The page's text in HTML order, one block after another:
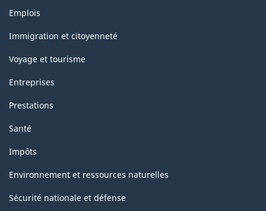
Thèmes
sujets
Emplois
Immigration et citoyenneté
Voyage et tourisme
Entreprises
Prestations
Santé
Impôts
Environnement et ressources naturelles
Sécurité nationale et défense